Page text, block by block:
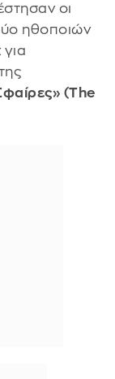
οι
ηθοποιών
(The